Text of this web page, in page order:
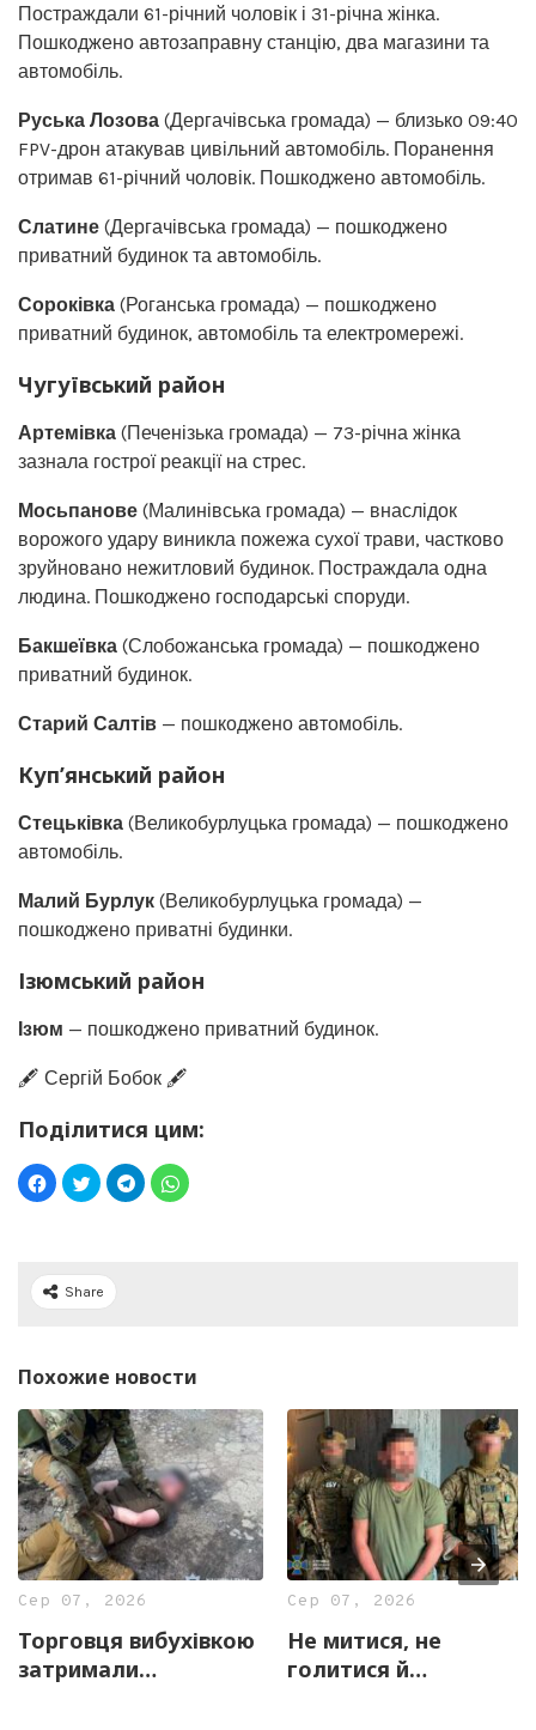
Постраждали 61-річний чоловік і 31-річна жінка.
Пошкоджено автозаправну станцію, два магазини та
автомобіль.
Руська Лозова (Дергачівська громада) — близько 09:40
FPV-дрон атакував цивільний автомобіль. Поранення
отримав 61-річний чоловік. Пошкоджено автомобіль.
Слатине (Дергачівська громада) — пошкоджено
приватний будинок та автомобіль.
Сороківка (Роганська громада) — пошкоджено
приватний будинок, автомобіль та електромережі.
Чугуївський район
Артемівка (Печенізька громада) — 73-річна жінка
зазнала гострої реакції на стрес.
Мосьпанове (Малинівська громада) — внаслідок
ворожого удару виникла пожежа сухої трави, частково
зруйновано нежитловий будинок. Постраждала одна
людина. Пошкоджено господарські споруди.
Бакшеївка (Слобожанська громада) — пошкоджено
приватний будинок.
Старий Салтів — пошкоджено автомобіль.
Куп’янський район
Стецьківка (Великобурлуцька громада) — пошкоджено
автомобіль.
Малий Бурлук (Великобурлуцька громада) —
пошкоджено приватні будинки.
Ізюмський район
Ізюм — пошкоджено приватний будинок.
🖋️ Сергій Бобок 🖋️
Поділитися цим:
Share
Похожие новости
Сер 07, 2026
Торговця вибухівкою
затримали
Сер 07, 2026
Не митися, не
голитися й